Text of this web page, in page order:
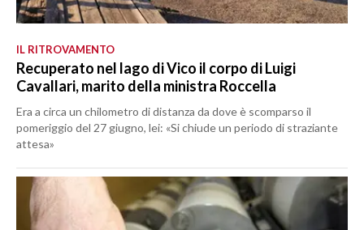
IL RITROVAMENTO
Recuperato nel lago di Vico il corpo di Luigi
Cavallari, marito della ministra Roccella
Era a circa un chilometro di distanza da dove è scomparso il
pomeriggio del 27 giugno, lei: «Si chiude un periodo di straziante
attesa»